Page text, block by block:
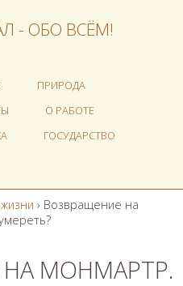
- ОБО ВСЁМ!
ПРИРОДА
О РАБОТЕ
ГОСУДАРСТВО
› Возвращение на
МОНМАРТР.